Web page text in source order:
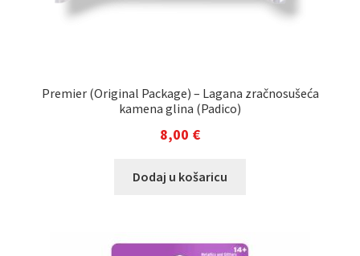
Premier (Original Package) – Lagana zračnosušeća
kamena glina (Padico)
8,00 €
Dodaj u košaricu